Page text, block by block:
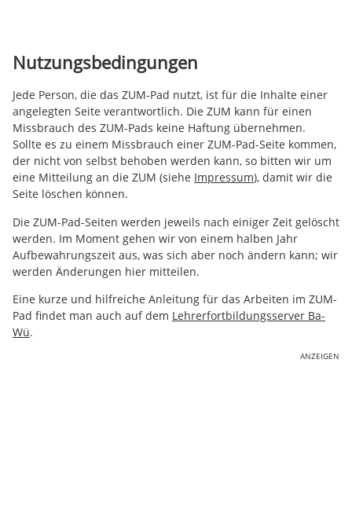
Nutzungsbedingungen
Jede Person, die das ZUM-Pad nutzt, ist für die Inhalte einer
angelegten Seite verantwortlich. Die ZUM kann für einen
Missbrauch des ZUM-Pads keine Haftung übernehmen.
Sollte es zu einem Missbrauch einer ZUM-Pad-Seite kommen,
der nicht von selbst behoben werden kann, so bitten wir um
eine Mitteilung an die ZUM (siehe Impressum), damit wir die
Seite löschen können.
Die ZUM-Pad-Seiten werden jeweils nach einiger Zeit gelöscht
werden. Im Moment gehen wir von einem halben Jahr
Aufbewahrungszeit aus, was sich aber noch ändern kann; wir
werden Änderungen hier mitteilen.
Eine kurze und hilfreiche Anleitung für das Arbeiten im ZUM-
Pad findet man auch auf dem Lehrerfortbildungsserver Ba-
Wü.
ANZEIGEN